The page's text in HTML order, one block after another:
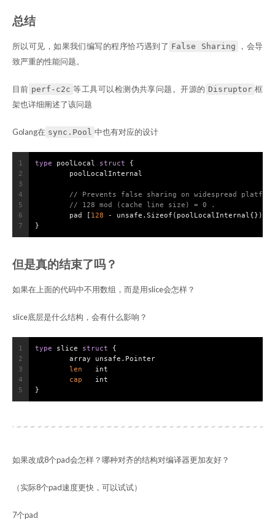
总结
所以可见，如果我们编写的程序恰巧遇到了 False Sharing
，会导
致严重的性能问题。
目前 perf-c2c 等工具可以检测伪共享问题。开源的 Disruptor 框
架也详细阐述了该问题
Golang在 sync.Pool 中也有对应的设计
1
2
3
4
5
6
7
type poolLocal struct {
	poolLocalInternal
// Prevents false sharing on widespread
// 128 mod (cache line size) = 0 .
	pad [
128 - unsafe.Sizeof(poolLocalInternal{})%
}
但是真的结束了吗？
如果在上面的代码中不用数组，而是用slice会怎样？
slice底层是什么结构，会有什么影响？
1
2
3
4
5
type slice struct {
	array unsafe.Pointer
len
int
cap
int
}
如果改成8个pad会怎样？哪种对齐的结构对编译器更加友好？
（实际8个pad速度更快，可以试试）
7个pad